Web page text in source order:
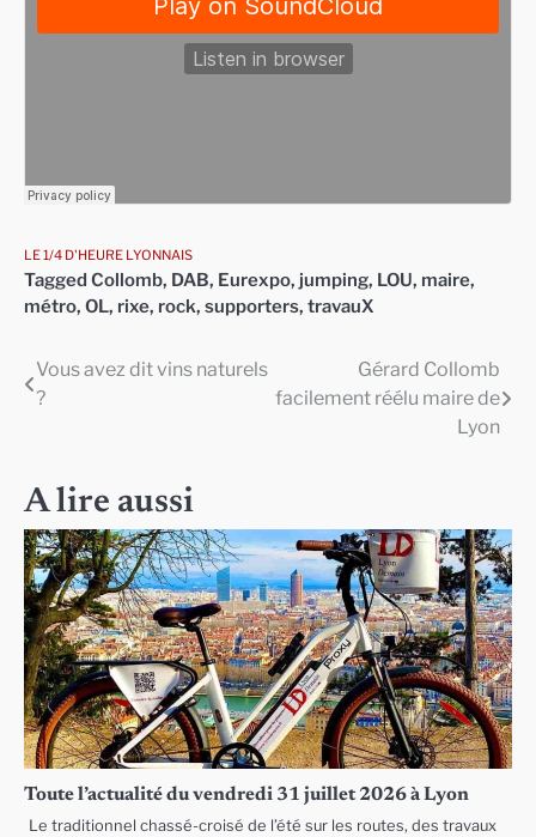
LE 1/4 D'HEURE LYONNAIS
Tagged Collomb, DAB, Eurexpo, jumping, LOU, maire,
métro, OL, rixe, rock, supporters, travauX
Navigation
Vous avez dit vins naturels
?
Gérard Collomb
facilement réélu maire de
Lyon
A lire aussi
Toute l’actualité du vendredi 31 juillet 2026 à Lyon
Le traditionnel chassé-croisé de l’été sur les routes, des travaux